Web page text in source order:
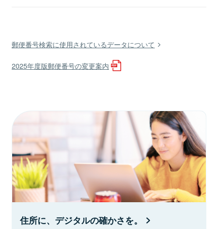
郵便番号検索に使用されているデータについて
2025年度版郵便番号の変更案内
住所に、デジタルの確かさを。